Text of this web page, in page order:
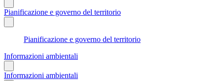
Pianificazione e governo del territorio
Pianificazione e governo del territorio
Informazioni ambientali
Informazioni ambientali